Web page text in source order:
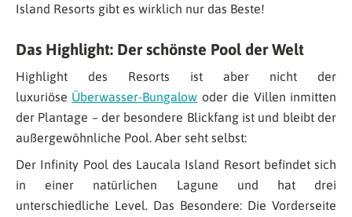
Island Resorts gibt es wirklich nur das Beste!
Das Highlight: Der schönste Pool der Welt
Highlight des Resorts ist aber nicht der
luxuriöse Überwasser-Bungalow oder die Villen inmitten
der Plantage – der besondere Blickfang ist und bleibt der
außergewöhnliche Pool. Aber seht selbst:
Der Infinity Pool des Laucala Island Resort befindet sich
in einer natürlichen Lagune und hat drei
unterschiedliche Level. Das Besondere: Die Vorderseite